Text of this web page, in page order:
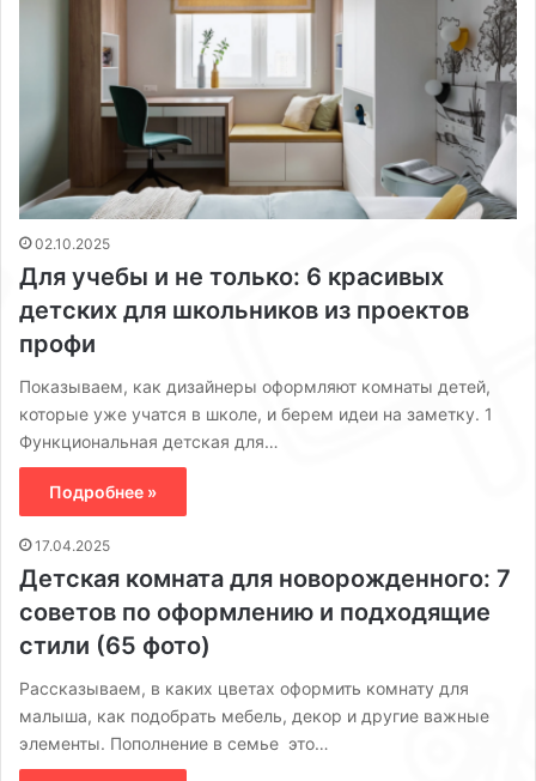
02.10.2025
Для учебы и не только: 6 красивых
детских для школьников из проектов
профи
Показываем, как дизайнеры оформляют комнаты детей,
которые уже учатся в школе, и берем идеи на заметку. 1
Функциональная детская для…
Подробнее »
17.04.2025
Детская комната для новорожденного: 7
советов по оформлению и подходящие
стили (65 фото)
Рассказываем, в каких цветах оформить комнату для
малыша, как подобрать мебель, декор и другие важные
элементы. Пополнение в семье это…